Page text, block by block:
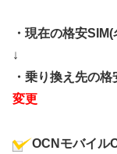
・現在の格安
↓
・乗り換え先の
変更
OCNモバイル